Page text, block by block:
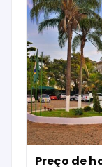
Preço de